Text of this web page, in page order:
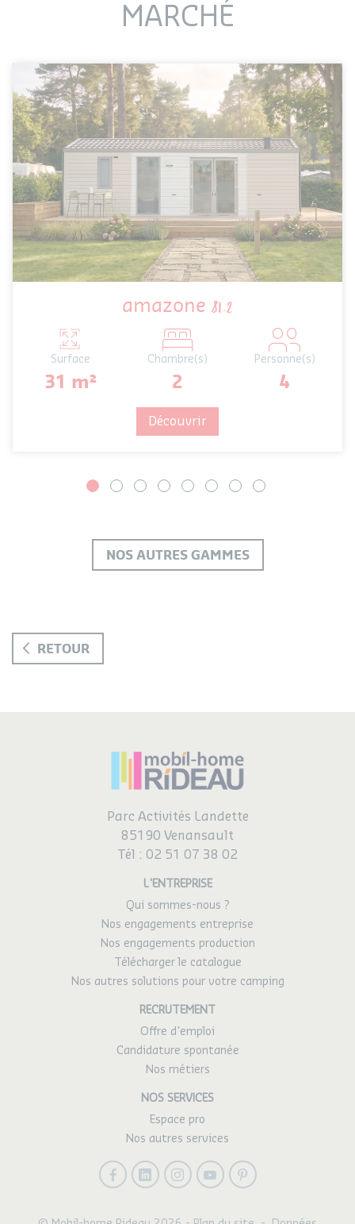
MARCHÉ
amazone 81.2
Surface
31 m²
Chambre(s)
2
Personne(s)
4
Découvrir
NOS AUTRES GAMMES
RETOUR
Parc Activités Landette
85190 Venansault
Tél : 02 51 07 38 02
L'ENTREPRISE
Qui sommes-nous ?
Nos engagements entreprise
Nos engagements production
Télécharger le catalogue
Nos autres solutions pour votre camping
RECRUTEMENT
Offre d'emploi
Candidature spontanée
Nos métiers
NOS SERVICES
Espace pro
Nos autres services
FacebookLinkedInInstagram
YoutubePinterest